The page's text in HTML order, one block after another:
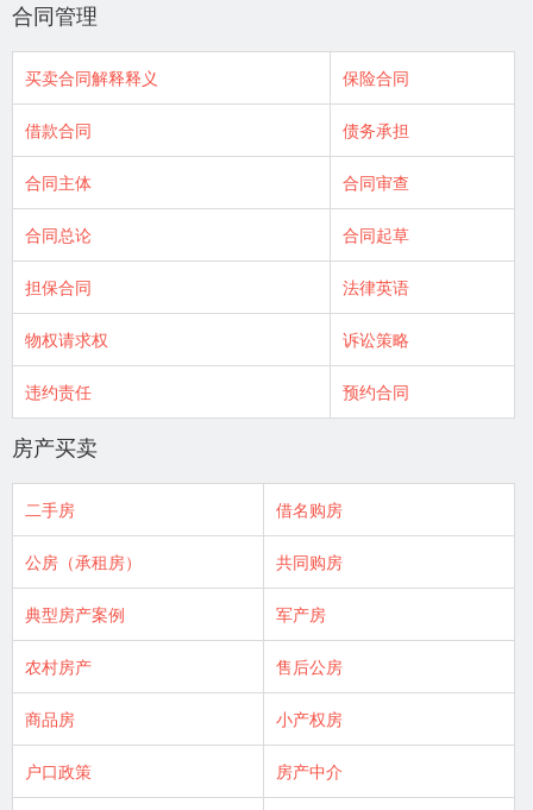
合同管理
买卖合同解释释义 保险合同
借款合同 债务承担
合同主体 合同审查
合同总论 合同起草
担保合同 法律英语
物权请求权 诉讼策略
违约责任 预约合同
房产买卖
二手房 借名购房
公房（承租房） 共同购房
典型房产案例 军产房
农村房产 售后公房
商品房 小产权房
户口政策 房产中介